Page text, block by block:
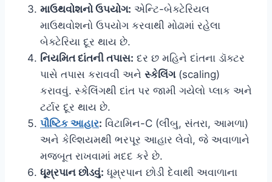
માઉથવોશનો ઉપયોગ: એન્ટિ-બેક્ટેરિયલ
માઉથવોશનો ઉપયોગ કરવાથી મોઢામાં રહેલા
બેક્ટેરિયા દૂર થાય છે.
નિયમિત દાંતની તપાસ: દર છ મહિને દાંતના ડૉક્ટર
પાસે તપાસ કરાવવી અને સ્કેલિંગ(scaling)
કરાવવું. સ્કેલિંગથી દાંત પર જામી ગયેલો પ્લાક અને
ટર્ટાર દૂર થાય છે.
પૌષ્ટિક આહાર: વિટામિન-C (લીંબુ, સંતરા, આમળા)
અને કેલ્શિયમથી ભરપૂર આહાર લેવો, જે અવાળાને
મજબૂત રાખવામાં મદદ કરે છે.
ધૂમ્રપાન છોડવું: ધૂમ્રપાન છોડી દેવાથી અવાળાના